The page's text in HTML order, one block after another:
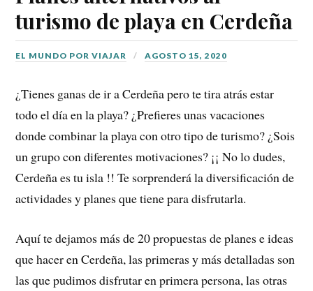
turismo de playa en Cerdeña
EL MUNDO POR VIAJAR AGOSTO 15, 2020
¿Tienes ganas de ir a Cerdeña pero te tira atrás estar
todo el día en la playa? ¿Prefieres unas vacaciones
donde combinar la playa con otro tipo de turismo? ¿Sois
un grupo con diferentes motivaciones? ¡¡ No lo dudes,
Cerdeña es tu isla !! Te sorprenderá la diversificación de
actividades y planes que tiene para disfrutarla.
Aquí te dejamos más de 20 propuestas de planes e ideas
que hacer en Cerdeña, las primeras y más detalladas son
las que pudimos disfrutar en primera persona, las otras